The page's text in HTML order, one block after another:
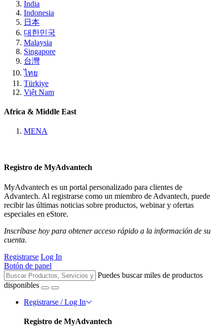
India
Indonesia
日本
대한민국
Malaysia
Singapore
台灣
ไทย
Türkiye
Việt Nam
Africa & Middle East
MENA
Registro de MyAdvantech
MyAdvantech es un portal personalizado para clientes de
Advantech. Al registrarse como un miembro de Advantech, puede
recibir las últimas noticias sobre productos, webinar y ofertas
especiales en eStore.
Inscríbase hoy para obtener acceso rápido a la información de su
cuenta.
Registrarse Log In
Botón de panel
Puedes buscar miles de productos
disponibles
Registrarse / Log In
Registro de MyAdvantech